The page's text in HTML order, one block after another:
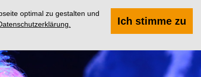
optimal zu gestalten und
Ich stimme zu
Suchen